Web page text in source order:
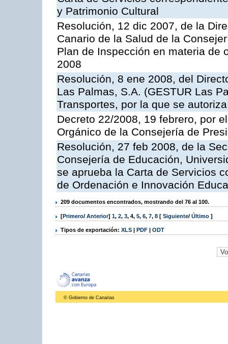
y Patrimonio Cultural
Resolución, 12 dic 2007, de la
Canario de la Salud de la
Plan de Inspección en materia de
2008
Resolución, 8 ene 2008, del
Las Palmas, S.A. (GESTUR Las
Transportes, por la que se
Decreto 22/2008, 19 febrero, por
Orgánico de la Consejería de
Resolución, 27 feb 2008, de la
Consejería de Educación,
se aprueba la Carta de Servicios
de Ordenación e Innovación
209 documentos encontrados, mostrando del 76 al 100.
[Primero/ Anterior] 1, 2, 3, 4, 5, 6, 7, 8 [ Siguiente/ Último ]
Tipos de exportación: XLS | PDF | ODT
© Gobierno de Canarias